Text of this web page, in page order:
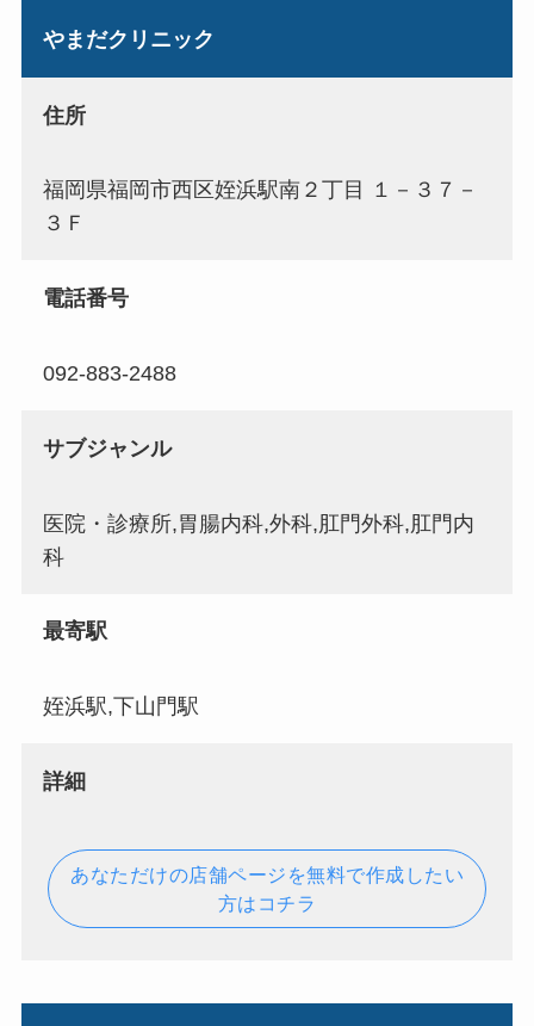
やまだクリニック
住所
福岡県福岡市西区姪浜駅南２丁目 １－３７－
３Ｆ
電話番号
092-883-2488
サブジャンル
医院・診療所,胃腸内科,外科,肛門外科,肛門内
科
最寄駅
姪浜駅,下山門駅
詳細
あなただけの店舗ページを無料で作成したい
方はコチラ